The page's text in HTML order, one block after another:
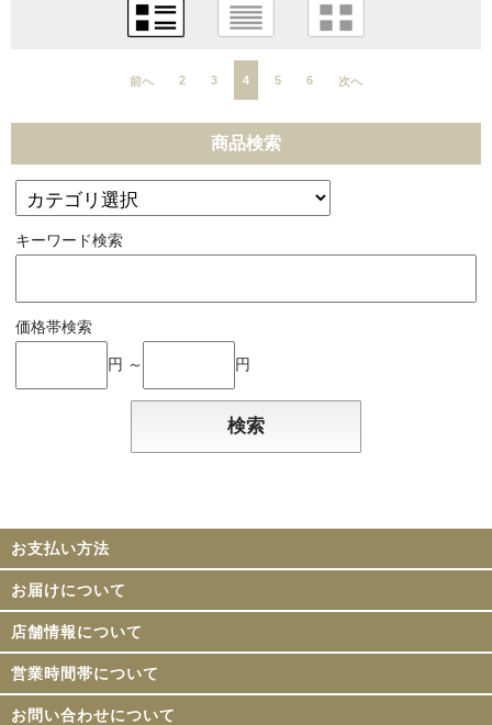
前へ 2 3 4 5 6 次へ
商品検索
キーワード検索
価格帯検索
円 ～ 円
お支払い方法
お届けについて
店舗情報について
営業時間帯について
お問い合わせについて